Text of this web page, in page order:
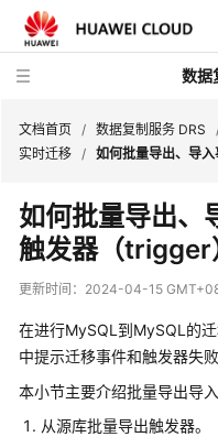
数据
最
新
动
产
品
介
绍
文档首页 / 数据复制服务 DRS
实时迁移 / 如何批量导出、导
如何批量导出、
触发器（trigger
更新时间： 2024-04-15
在进行MySQL到MySQL的
中提示迁移事件和触发器失
本小节主要介绍批量导出导
从源库批量导出触发器。